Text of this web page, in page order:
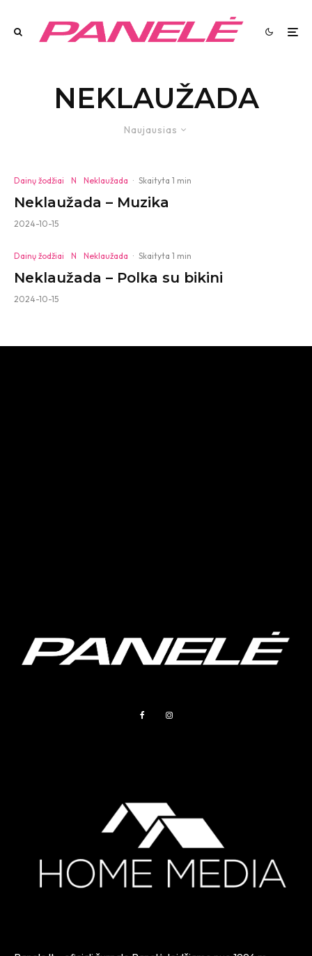
NEKLAUŽADA
Naujausias
Dainų žodžiai N Neklaužada · Skaityta 1 min
Neklaužada – Muzika
2024-10-15
Dainų žodžiai N Neklaužada · Skaityta 1 min
Neklaužada – Polka su bikini
2024-10-15